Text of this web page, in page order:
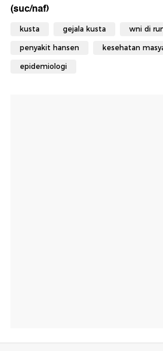
(suc/naf)
kusta gejala kusta wni di
penyakit hansen kesehatan
epidemiologi